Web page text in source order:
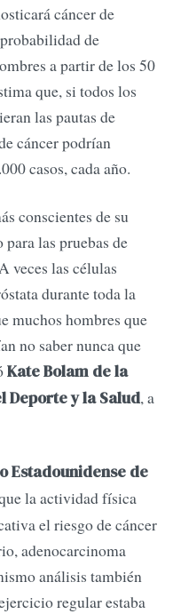
cáncer de
de
a partir de los 50
que, si todos los
las pautas de
cáncer podrían
casos, cada año.
conscientes de su
las pruebas de
veces las células
durante toda la
muchos hombres que
no saber nunca que
Kate Bolam de la
Deporte y la Salud, a
Estadounidense de
la actividad física
el riesgo de cáncer
adenocarcinoma
análisis también
regular estaba